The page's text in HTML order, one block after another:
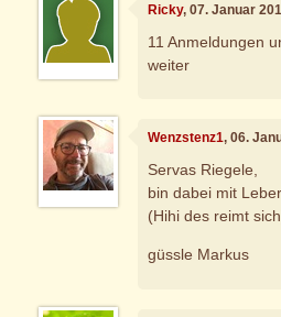
Ricky, 07. Januar
11 Anmeldungen
weiter
Wenzstenz1, 06.
Servas Riegele,
bin dabei mit
(Hihi des reimt
güssle Markus